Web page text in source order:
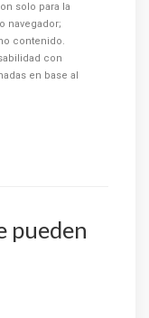
solo para la
navegador;
contenido.
con
en base al
pueden